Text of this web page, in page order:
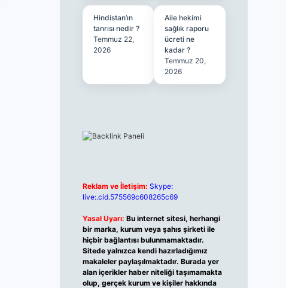
Hindistan’ın
tanrısı nedir ?
Temmuz 22,
2026
Aile hekimi
sağlık raporu
ücreti ne
kadar ?
Temmuz 20,
2026
Reklam ve İletişim: Skype:
live:.cid.575569c608265c69
Yasal Uyarı: Bu internet sitesi, herhangi
bir marka, kurum veya şahıs şirketi ile
hiçbir bağlantısı bulunmamaktadır.
Sitede yalnızca kendi hazırladığımız
makaleler paylaşılmaktadır. Burada yer
alan içerikler haber niteliği taşımamakta
olup, gerçek kurum ve kişiler hakkında